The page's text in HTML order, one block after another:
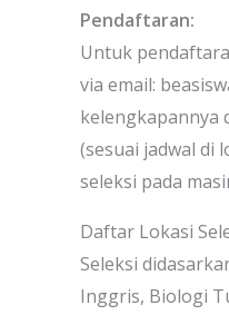
Pendaftaran:
Untuk
via email:
kelengkapannya
(sesuai jadwal di
seleksi pada
Daftar Lokasi
Seleksi
Inggris, Biologi